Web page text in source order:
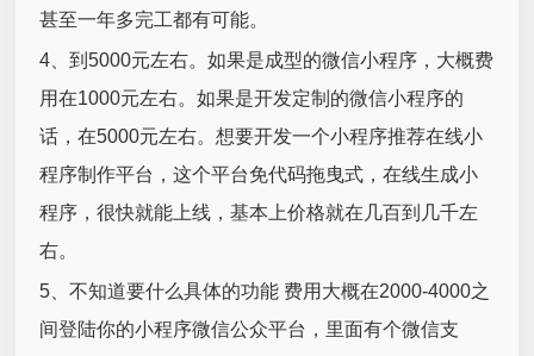
甚至一年多完工都有可能。
4、到5000元左右。如果是成型的微信小程序，大概费
用在1000元左右。如果是开发定制的微信小程序的
话，在5000元左右。想要开发一个小程序推荐在线小
程序制作平台，这个平台免代码拖曳式，在线生成小
程序，很快就能上线，基本上价格就在几百到几千左
右。
5、不知道要什么具体的功能 费用大概在2000-4000之
间登陆你的小程序微信公众平台，里面有个微信支